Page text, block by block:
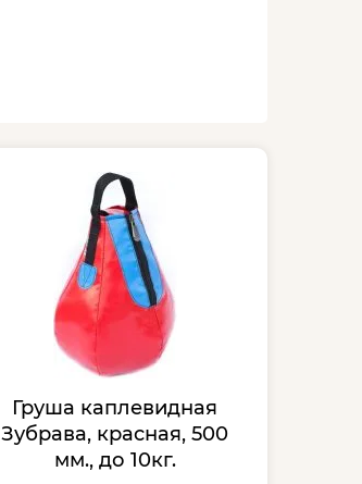
Груша каплевидная
Зубрава, красная, 500
мм., до 10кг.